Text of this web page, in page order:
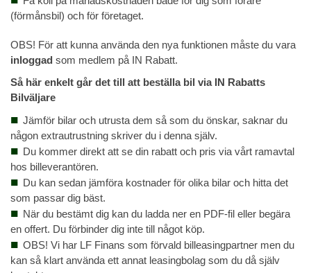
(förmånsbil) och för företaget.
OBS! För att kunna använda den nya funktionen måste du vara
inloggad som medlem på IN Rabatt.
Så här enkelt går det till att beställa bil via IN Rabatts
Bilväljare
Jämför bilar och utrusta dem så som du önskar, saknar du
någon extrautrustning skriver du i denna själv.
Du kommer direkt att se din rabatt och pris via vårt ramavtal
hos billeverantören.
Du kan sedan jämföra kostnader för olika bilar och hitta det
som passar dig bäst.
När du bestämt dig kan du ladda ner en PDF-fil eller begära
en offert. Du förbinder dig inte till något köp.
OBS! Vi har LF Finans som förvald billeasingpartner men du
kan så klart använda ett annat leasingbolag som du då själv